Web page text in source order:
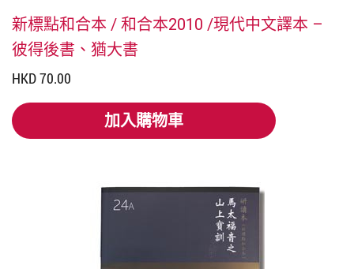
新標點和合本 / 和合本2010 /現代中文譯本 –
彼得後書、猶大書
HKD 70.00
加入購物車
加入購物車